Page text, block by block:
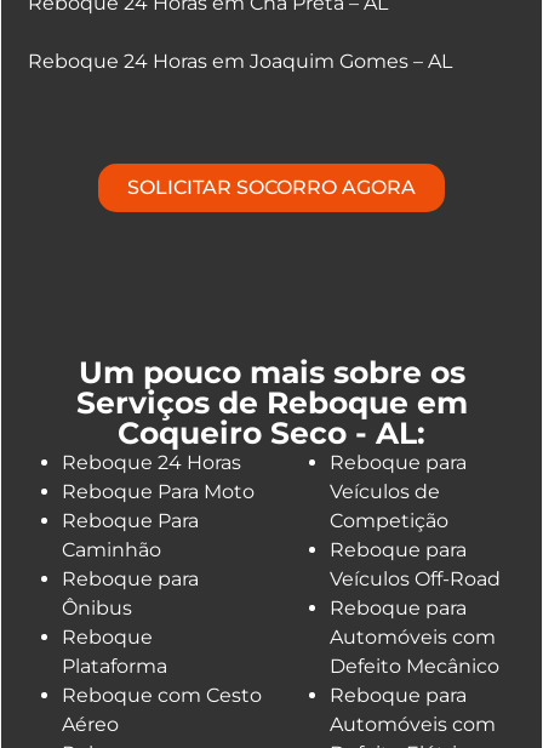
Reboque 24 Horas em Joaquim Gomes – AL
SOLICITAR SOCORRO AGORA
Um pouco mais sobre os
Serviços de Reboque em
Coqueiro Seco - AL:
Reboque 24 Horas
Reboque Para Moto
Reboque Para
Caminhão
Reboque para
Ônibus
Reboque
Plataforma
Reboque com Cesto
Aéreo
Reboque para
Veículos de
Competição
Reboque para
Veículos Off-Road
Reboque para
Automóveis com
Defeito Mecânico
Reboque para
Automóveis com